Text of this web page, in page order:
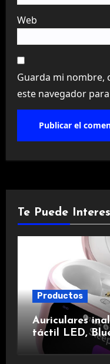
Web
Guarda mi nombre,
este navegador
Te Puede
Productos
Auriculares
táctil LED,
de ruido,
duración.